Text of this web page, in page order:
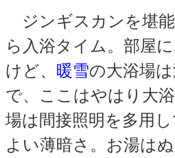
ジンギスカンを堪
ら入浴タイム。部屋
けど、 暖雪の大浴場
で、ここはやはり大
場は間接照明を多用
よい薄暗さ。お湯は